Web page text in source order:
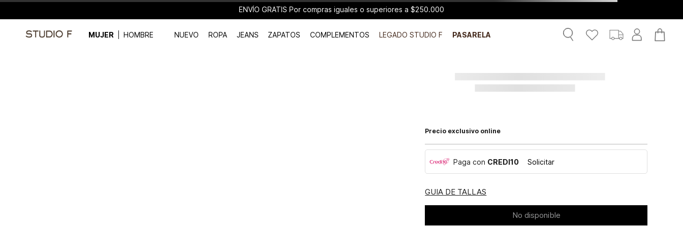
ENVÍO GRATIS Por compras iguales o superiores a $250.000
MUJER HOMBRE NUEVO ROPA JEANS ZAPATOS COMPLEMENTOS LEGADO STUDIO F PASARELA
Precio exclusivo online
Paga con CREDI10 Solicitar
GUIA DE TALLAS
No disponible